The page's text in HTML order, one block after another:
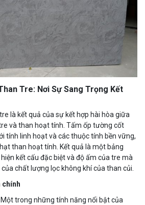
Tre: Nơi Sự Sang Trọng Kết
là kết quả của sự kết hợp hài hòa giữa
và than hoạt tính. Tấm ốp tường cốt
tính linh hoạt và các thuộc tính bền vững,
than hoạt tính. Kết quả là một bảng
kết cấu đặc biệt và độ ấm của tre mà
chất lượng lọc không khí của than củi.
chính
Một trong những tính năng nổi bật của